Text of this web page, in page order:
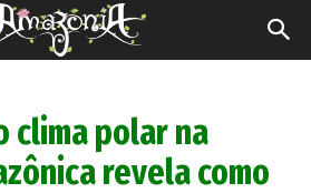
clima polar na
revela como